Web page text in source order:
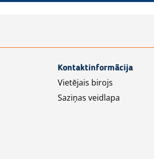
Kontaktinformācija
Vietējais birojs
Saziņas veidlapa